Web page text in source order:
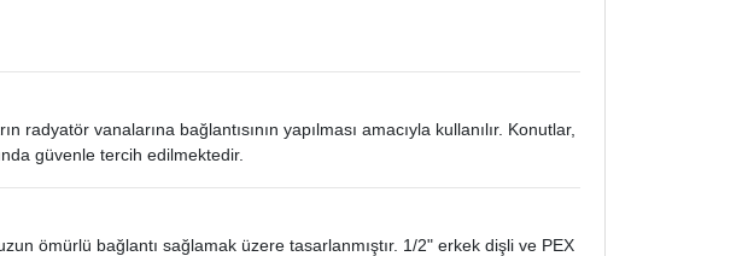
vanalarına bağlantısının yapılması amacıyla kullanılır. Konutlar,
güvenle tercih edilmektedir.
ömürlü bağlantı sağlamak üzere tasarlanmıştır. 1/2" erkek dişli ve PEX